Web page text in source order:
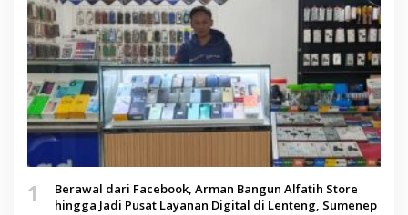
1
Berawal dari Facebook, Arman Bangun Alfatih Store
hingga Jadi Pusat Layanan Digital di Lenteng, Sumenep